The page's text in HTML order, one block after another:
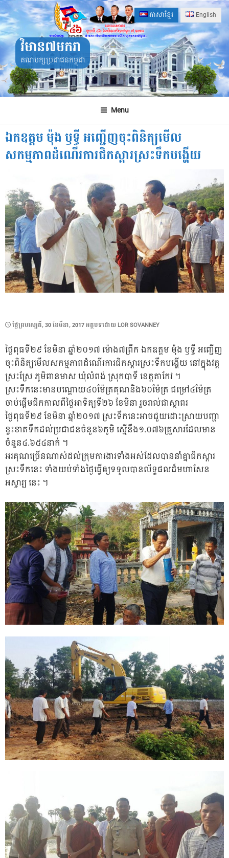
Skip
to
content
ភាសាខ្មែរ English
វិមាន៧មករា
គណបក្សប្រជាជនកម្ពុជា
Menu
ឯកឧត្តម ម៉ុង ឫទ្ធី អញ្ជើញចុះពិនិត្យមើល
សកម្មភាពដំណើរការជិកស្តារស្រះទឹកបង្ហើយ
POSTED
ថ្ងៃ​ព្រហស្បតិ៍, 30 ខែ​មីនា, 2017អត្ថបទដោយ LOR SOVANNEY
ថ្ងៃពុធទី២៩ ខែមិនា ឆ្នាំ២០១៧ ម៉ោង៧ព្រឹក ឯកឧត្តម ម៉ុង ឫទ្ធី អញ្ជើញ
ចុះពិនិត្យមើលសកម្មភាពដំណើរការជិកស្តារស្រះទឹកបង្ហើយ នៅក្នុងវត្ត
ស្រះស្រែ ភូមិពានមាស ឃុំលំពង់ ស្រុកបាទី ខេត្តតាកែវ ។
ស្រះទឹកនេះមានបណ្តោយ៤០ម៉ែត្រគុណនិង៦០ម៉ែត្រ ជម្រៅ៤ម៉ែត្រ
ចាប់ផ្តើមជិកកាលពីថ្ងៃអាទិត្យទី២៦ ខែមិនា រួចរាល់ជាស្ថាពរ
ថ្ងៃពុធទី២៩ ខែមិនា ឆ្នាំ២០១៧ ស្រះទឹកនេះអាចជួយដោះស្រាយបញ្ហា
ខ្វះខាតទឹកដល់ប្រជាជនចំនួន៦ភូមិ ស្មើនឹង១.០៧៦គ្រួសារដែលមាន
ចំនួន៤.៦៥៤នាក់ ។
អរគុណច្រើនណាស់ដល់ក្រុមការងារទាំងអស់ដែលបាននាំគ្នាជិកស្តារ
ស្រះទឹកនេះ ទាំងយប់ទាំងថ្ងៃធ្វើឲ្យទទួលបានល័ទ្ទផលដ៏មហាសែន
អស្ចារ្យ នេះ ។